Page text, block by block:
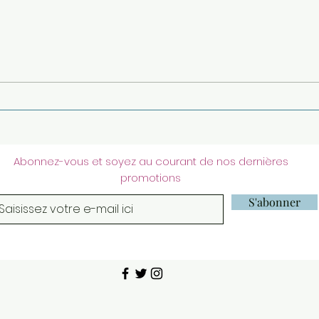
Abonnez-vous et soyez au courant de nos dernières
promotions
S'abonner